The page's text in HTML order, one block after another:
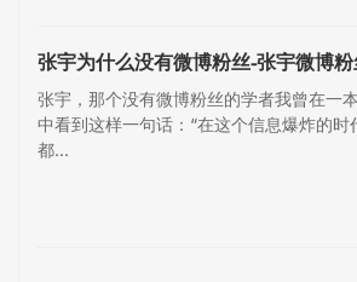
张宇为什么没有微博粉丝-张宇微博粉
张宇，那个没有微博粉丝的学者我曾在一
中看到这样一句话：“在这个信息爆炸的时
都...